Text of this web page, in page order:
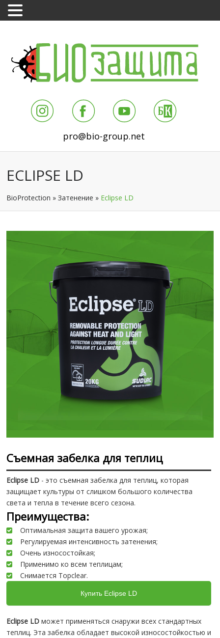
pro@bio-group.net
ECLIPSE LD
BioProtection »Затенение » Eclipse LD
Cъемная забелка для теплиц
Eclipse LD - это съемная забелка для теплиц, которая
защищает культуры от слишком большого количества
света и тепла в течение всего сезона.
Преимущества:
Оптимальная защита вашего урожая;
Регулируемая интенсивность затенения;
Очень износостойкая;
Применимо ко всем теплицам;
Снимается Topclear.
Купить Eclipse LD
Eclipse LD может применяться снаружи всех стандартных
теплиц. Эта забелка обладает высокой износостойкостью и